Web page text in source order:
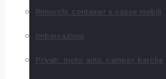
Rimorchi, container e casse mobili
Imbarcazioni
Privati : moto, auto, camper, barche